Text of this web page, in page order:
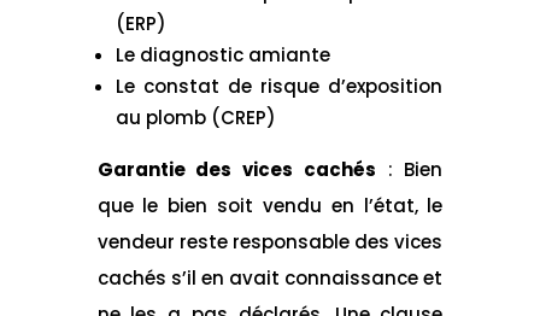
(ERP)
Le diagnostic amiante
Le constat de risque d’exposition
au plomb (CREP)
Garantie des vices cachés : Bien
que le bien soit vendu en l’état, le
vendeur reste responsable des vices
cachés s’il en avait connaissance et